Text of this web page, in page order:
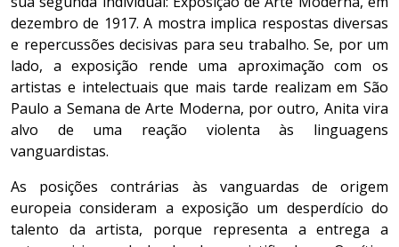
dezembro de 1917. A mostra implica respostas diversas
e repercussões decisivas para seu trabalho. Se, por um
lado, a exposição rende uma aproximação com os
artistas e intelectuais que mais tarde realizam em São
Paulo a Semana de Arte Moderna, por outro, Anita vira
alvo de uma reação violenta às linguagens
vanguardistas.
As posições contrárias às vanguardas de origem
europeia consideram a exposição um desperdício do
talento da artista, porque representa a entrega a